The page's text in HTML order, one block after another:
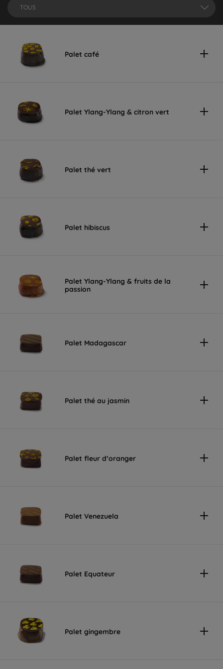
TOUS
Palet café
Palet Ylang-Ylang & citron vert
Palet thé vert
Palet hibiscus
Palet Ylang-Ylang & fruits de la
passion
Palet Madagascar
Palet thé au jasmin
Palet fleur d’oranger
Palet Venezuela
Palet Equateur
Palet gingembre